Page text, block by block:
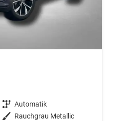
Getriebe Automatik
Außenfarbe Rauchgrau Metallic